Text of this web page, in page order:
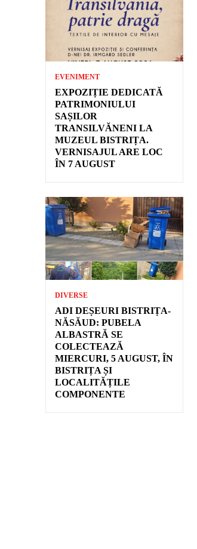
EVENIMENT
EXPOZIȚIE DEDICATĂ
PATRIMONIULUI
SAȘILOR
TRANSILVĂNENI LA
MUZEUL BISTRIȚA.
VERNISAJUL ARE LOC
ÎN 7 AUGUST
DIVERSE
ADI DEȘEURI BISTRIȚA-
NĂSĂUD: PUBELA
ALBASTRĂ SE
COLECTEAZĂ
MIERCURI, 5 AUGUST, ÎN
BISTRIȚA ȘI
LOCALITĂȚILE
COMPONENTE